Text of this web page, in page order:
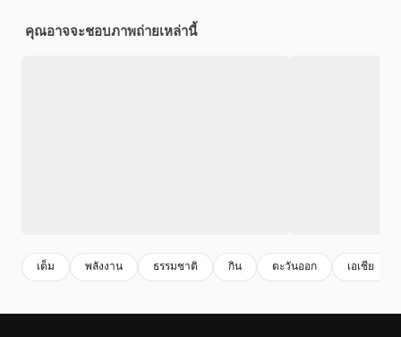
คุณอาจจะชอบภาพถ่ายเหล่านี้
เต็ม พลังงาน ธรรมชาติ กิน ตะวันออก เอเชีย